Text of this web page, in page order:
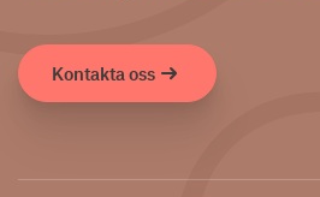
Kontakta oss